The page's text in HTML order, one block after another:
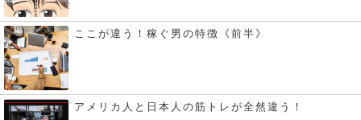
ここが違う！稼ぐ男の特徴《前半》
アメリカ人と日本人の筋トレが全然違う！